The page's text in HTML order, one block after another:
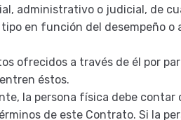
administrativo o judicial, de
en función del desempeño
ofrecidos a través de él por
éstos.
la persona física debe
de este Contrato. Si la